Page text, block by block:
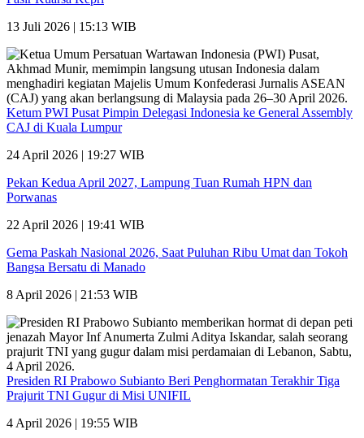
13 Juli 2026 | 15:13 WIB
Ketum PWI Pusat Pimpin Delegasi Indonesia ke General Assembly
CAJ di Kuala Lumpur
24 April 2026 | 19:27 WIB
Pekan Kedua April 2027, Lampung Tuan Rumah HPN dan
Porwanas
22 April 2026 | 19:41 WIB
Gema Paskah Nasional 2026, Saat Puluhan Ribu Umat dan Tokoh
Bangsa Bersatu di Manado
8 April 2026 | 21:53 WIB
Presiden RI Prabowo Subianto Beri Penghormatan Terakhir Tiga
Prajurit TNI Gugur di Misi UNIFIL
4 April 2026 | 19:55 WIB